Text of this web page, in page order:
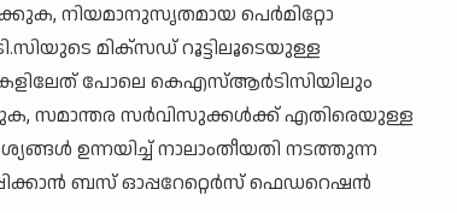
നിയമാനുസൃതമായ പെര്‍മിറ്റോ
മിക്‌സഡ് റൂട്ടിലൂടെയുള്ള
പോലെ കെഎസ്ആര്‍ടിസിയിലും
സമാന്തര സര്‍വിസുക്കള്‍ക്ക് എതിരെയുള്ള
ഉന്നയിച്ച് നാലാംതീയതി നടത്തുന്ന
ബസ് ഓപ്പറേറ്റെര്‍സ് ഫെഡറെഷന്‍